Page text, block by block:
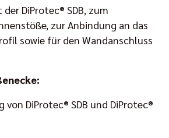
DiProtec® SDB, zum
zur Anbindung an das
sowie für den Wandanschluss
von DiProtec® SDB und DiProtec®